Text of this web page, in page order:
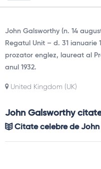
John Galsworthy (n. 14
Regatul Unit – d. 31 ianuarie
prozator englez, laureat al
anul 1932.
United Kingdom (UK)
John Galsworthy
Citate celebre de John